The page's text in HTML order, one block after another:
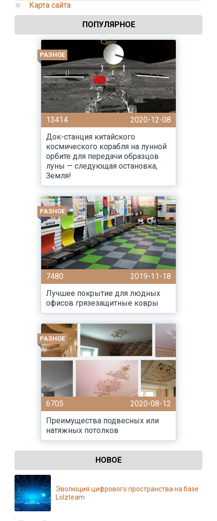
Карта сайта
ПОПУЛЯРНОЕ
РАЗНОЕ
13414
2020-12-08
Док-станция китайского
космического корабля на лунной
орбите для передачи образцов
луны — следующая остановка,
Земля!
РАЗНОЕ
7480
2019-11-18
Лучшее покрытие для людных
офисов грязезащитные ковры
РАЗНОЕ
6705
2020-08-12
Преимущества подвесных или
натяжных потолков
НОВОЕ
Эволюция цифрового пространства на базе
Lolzteam